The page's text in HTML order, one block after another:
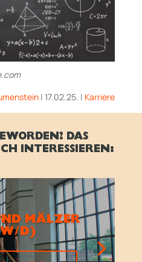
|17.02.25. | Karriere
DAS
INTERESSIEREN:
MÄLZER
D)